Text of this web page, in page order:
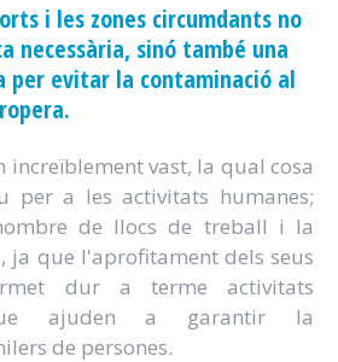
i les zones circumdants no
necessària, sinó també una
per evitar la contaminació al
increïblement vast, la qual cosa
per a les activitats humanes;
de llocs de treball i la
ja que l'aprofitament dels seus
dur a terme activitats
ajuden a garantir la
de persones.